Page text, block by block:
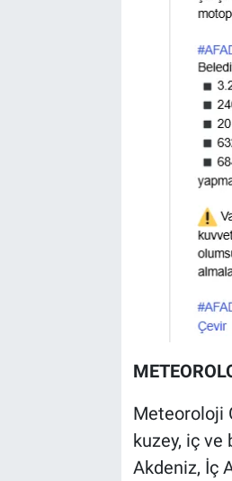
Meteoroloji
kuzey, iç ve
Akdeniz, İç